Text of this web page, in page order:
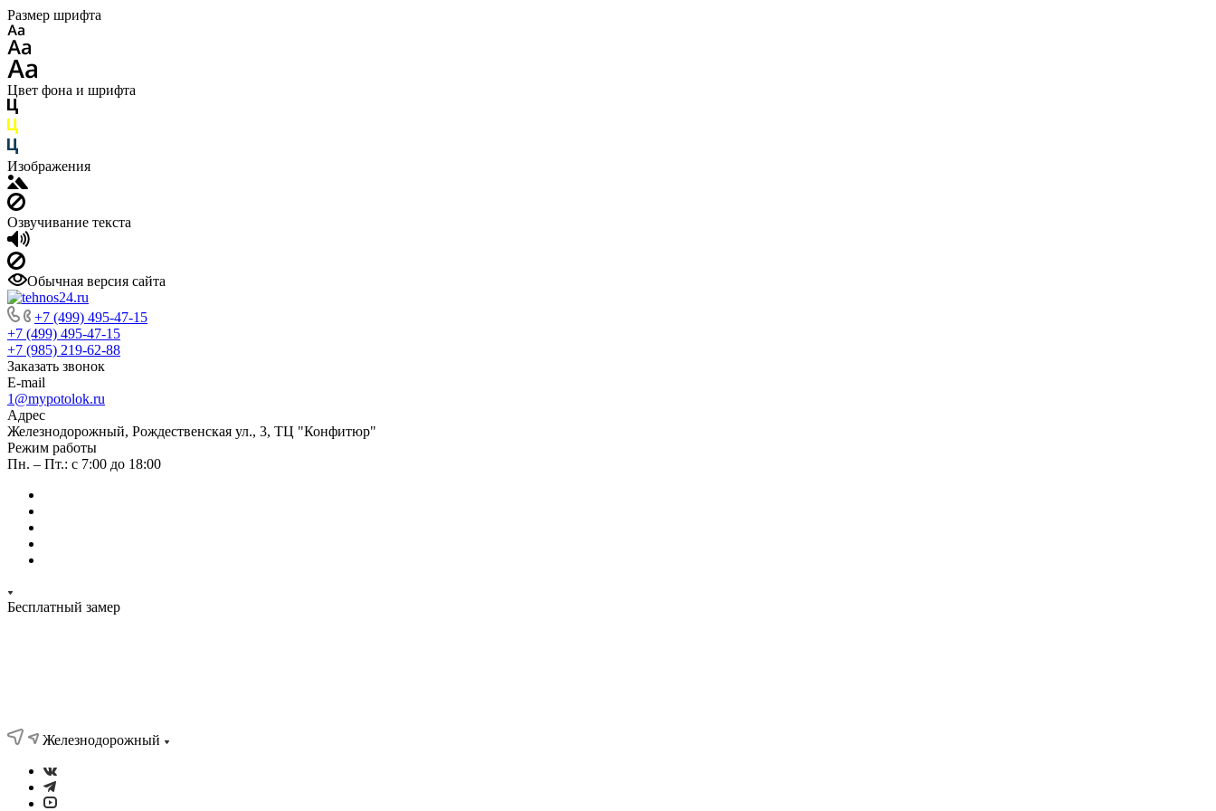
Размер шрифта
Цвет фона и шрифта
Изображения
Озвучивание текста
Обычная версия сайта
+7 (499) 495-47-15
+7 (499) 495-47-15
+7 (985) 219-62-88
Заказать звонок
E-mail
1@mypotolok.ru
Адрес
Железнодорожный, Рождественская ул., 3, ТЦ "Конфитюр"
Режим работы
Пн. – Пт.: с 7:00 до 18:00
Бесплатный замер
Железнодорожный